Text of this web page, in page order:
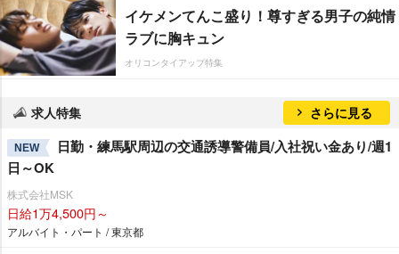
イケメンてんこ盛り！尊すぎる男子の純情
ラブに胸キュン
オリコンタイアップ特集
求人特集 さらに見る
NEW
日勤・練馬駅周辺の交通誘導警備員/入社祝い金あり/週1
日～OK
株式会社MSK
日給1万4,500円～
アルバイト・パート / 東京都